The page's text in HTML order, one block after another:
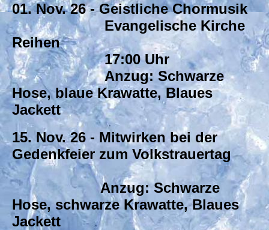
01. Nov. 26 - Geistliche Chormusik
Evangelische Kirche
Reihen
17:00 Uhr
Anzug: Schwarze
Hose, blaue Krawatte, Blaues
Jackett
15. Nov. 26 - Mitwirken bei der
Gedenkfeier zum Volkstrauertag
Anzug: Schwarze
Hose, schwarze Krawatte, Blaues
Jackett